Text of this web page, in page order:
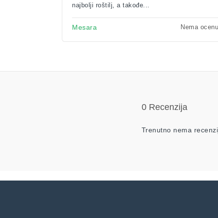
najbolji roštilj, a takođe...
Mesara Nema ocenu
0 Recenzija
Trenutno nema